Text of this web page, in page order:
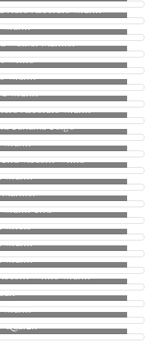
Nero Assoluto Granit
Granit
Weißer Marmor
White
Granit
Granit
Assoluto Granit
Bahama Beige
Viscont White
Granit
Und
Gneis
Granit
Granit
White Granit
Quarzit